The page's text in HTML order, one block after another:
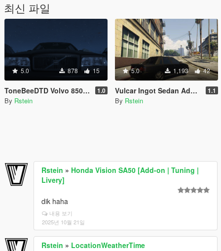
최신 파일
5.0 878 15
ToneBeeDTD Volvo 850 (T-5)R mod tweaks 1.0
By Rstein
5.0 1,193 42
Vulcar Ingot Sedan Addon Version 1.1
By Rstein
Rstein » Honda Vision SA50 [Add-on | Tuning |
Livery]
dik haha
내용 보기
2025년 10월 21일
Rstein » LocationWeatherTime